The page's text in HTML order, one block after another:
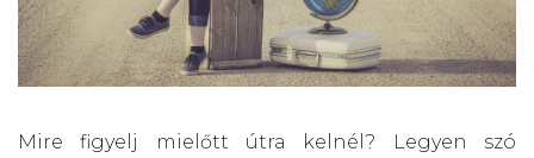
Mire figyelj mielőtt útra kelnél? Legyen szó